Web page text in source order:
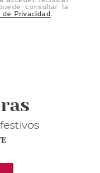
consultar la
de Privacidad